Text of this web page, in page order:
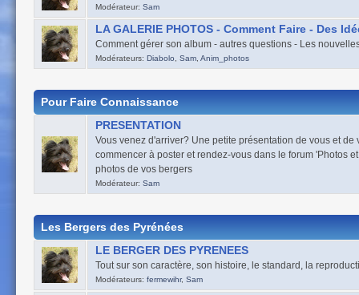
Modérateur: Sam
LA GALERIE PHOTOS - Comment Faire - Des
Comment gérer son album - autres questions - Les
Modérateurs: Diabolo, Sam, Anim_photos
Pour Faire Connaissance
PRESENTATION
Vous venez d'arriver? Une petite présentation de vous et de
commencer à poster et rendez-vous dans le forum 'Photos
photos de vos bergers
Modérateur: Sam
Les Bergers des Pyrénées
LE BERGER DES PYRENEES
Tout sur son caractère, son histoire, le standard, la
Modérateurs: fermewihr, Sam